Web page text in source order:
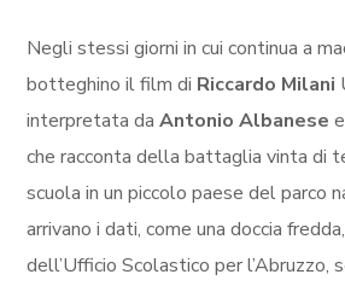
Negli stessi giorni in cui continua a
botteghino il film di Riccardo Milani
interpretata daAntonio Albanese
che racconta della battaglia vinta di
scuola in un piccolo paese del parco
arrivano i dati, come una doccia
dell’Ufficio Scolastico per l’Abruzzo,